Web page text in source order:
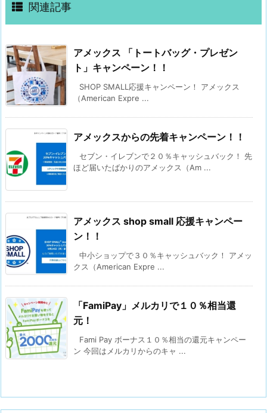
関連記事
アメックス 「トートバッグ・プレゼン
ト」キャンペーン！！
SHOP SMALL応援キャンペーン！ アメックス
（American Expre ...
アメックスからの先着キャンペーン！！
セブン・イレブンで２０％キャッシュバック！ 先
ほど届いたばかりのアメックス（Am ...
アメックス shop small 応援キャンペー
ン！！
中小ショップで３０％キャッシュバック！ アメッ
クス（American Expre ...
「FamiPay」メルカリで１０％相当還
元！
Fami Pay ボーナス１０％相当の還元キャンペー
ン 今回はメルカリからのキャ ...